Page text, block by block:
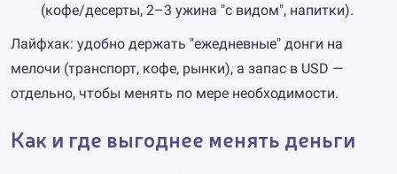
(кофе/десерты, 2–3 ужина "с видом", напитки).
Лайфхак: удобно держать "ежедневные" донги на
мелочи (транспорт, кофе, рынки), а запас в USD —
отдельно, чтобы менять по мере необходимости.
Как и где выгоднее менять деньги